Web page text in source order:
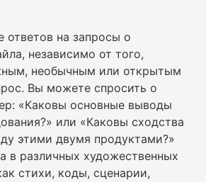
ответов на запросы о
независимо от того,
необычным или открытым
Вы можете спросить о
«Каковы основные выводы
или «Каковы сходства
этими двумя продуктами?»
в различных художественных
стихи, коды, сценарии,